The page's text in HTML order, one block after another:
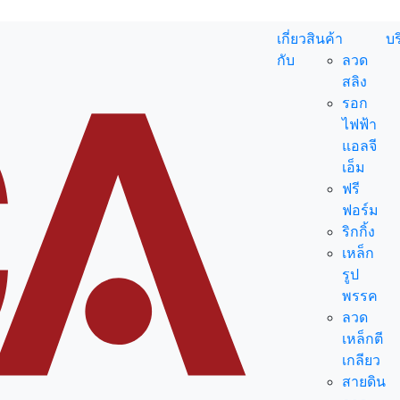
เกี่ยว
กับ
สินค้า
ลวด
สลิง
รอก
ไฟฟ้า
แอลจี
เอ็ม
ฟรี
ฟอร์ม
ริกกิ้ง
เหล็ก
รูป
พรรค
ลวด
เหล็กตี
เกลียว
สายดิน
บ